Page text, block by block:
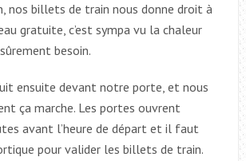
nos billets de train nous donne droit à
gratuite, c’est sympa vu la chaleur
besoin.
ensuite devant notre porte, et nous
ça marche. Les portes ouvrent
avant l’heure de départ et il faut
pour valider les billets de train.